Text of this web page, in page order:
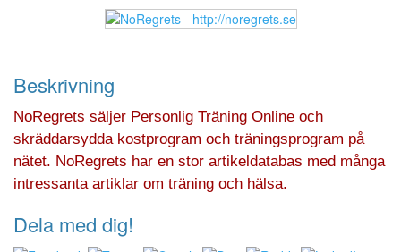
Beskrivning
NoRegrets säljer Personlig Träning Online och
skräddarsydda kostprogram och träningsprogram på
nätet. NoRegrets har en stor artikeldatabas med många
intressanta artiklar om träning och hälsa.
Dela med dig!